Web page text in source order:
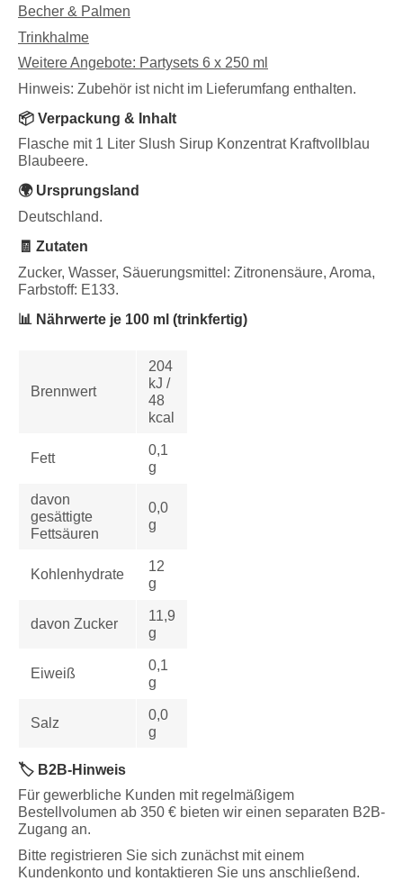
Becher & Palmen
Trinkhalme
Weitere Angebote: Partysets 6 x 250 ml
Hinweis: Zubehör ist nicht im Lieferumfang enthalten.
📦 Verpackung & Inhalt
Flasche mit 1 Liter Slush Sirup Konzentrat Kraftvollblau
Blaubeere.
🌍 Ursprungsland
Deutschland.
🧾 Zutaten
Zucker, Wasser, Säuerungsmittel: Zitronensäure, Aroma,
Farbstoff: E133.
📊 Nährwerte je 100 ml (trinkfertig)
Brennwert
204
kJ /
48
kcal
Fett
0,1
g
davon
gesättigte
Fettsäuren
0,0
g
Kohlenhydrate
12
g
davon Zucker
11,9
g
Eiweiß
0,1
g
Salz
0,0
g
🏷️ B2B-Hinweis
Für gewerbliche Kunden mit regelmäßigem
Bestellvolumen ab 350 € bieten wir einen separaten B2B-
Zugang an.
Bitte registrieren Sie sich zunächst mit einem
Kundenkonto und kontaktieren Sie uns anschließend.